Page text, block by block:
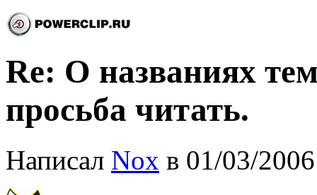
Re: О названиях
просьба читать.
Написал Nox в 01/03/